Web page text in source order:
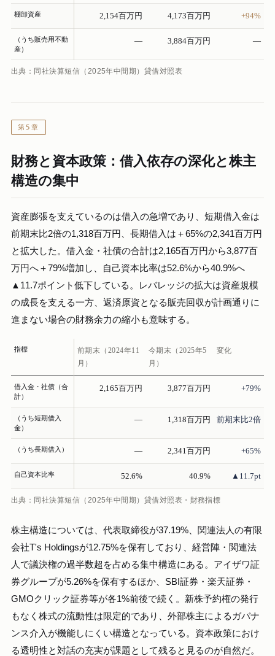
棚卸資産 2,154百万円 4,173百万円 +94%
（うち販売用不動
産）
— 3,884百万円 —
出典：同社決算短信（2025年中間期）貸借対照表
第5章
財務と資本政策：借入依存の深化と株主
構造の集中
資産膨張を支えているのは借入の急増であり、短期借入金は
前期末比2倍の1,318百万円、長期借入は＋65%の2,341百万円
と拡大した。借入金・社債の合計は2,165百万円から3,877百
万円へ＋79%増加し、自己資本比率は52.6%から40.9%へ
▲11.7ポイント低下している。レバレッジの拡大は資産規模
の成長を支える一方、返済原資となる販売回収が計画通りに
進まない場合の財務余力の縮小も意味する。
指標
前期末（2024年11
月）
今期末（2025年5
月）
変化
借入金・社債（合
計）
2,165百万円 3,877百万円 +79%
（うち短期借入
金）
— 1,318百万円 前期末比2倍
（うち長期借入） — 2,341百万円 +65%
自己資本比率 52.6% 40.9% ▲11.7pt
出典：同社決算短信（2025年中間期）貸借対照表・財務指標
株主構造については、代表取締役が37.19%、関連法人の有限
会社T's Holdingsが12.75%を保有しており、経営陣・関連法
人で議決権の過半数超を占める集中構造にある。アイザワ証
券グループが5.26%を保有するほか、SBI証券・楽天証券・
GMOクリック証券等が各1%前後で続く。新株予約権の発行
もなく株式の流動性は限定的であり、外部株主によるガバナ
ンス介入が機能しにくい構造となっている。資本政策におけ
る透明性と対話の充実が課題として残ると見るのが自然だ。